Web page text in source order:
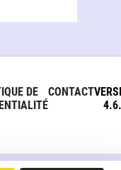
DE
CONTACT